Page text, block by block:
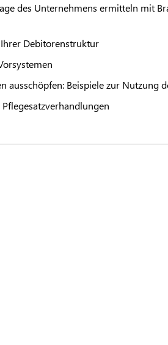
des Unternehmens ermitteln mit
Debitorenstruktur
ausschöpfen: Beispiele zur Nutzung